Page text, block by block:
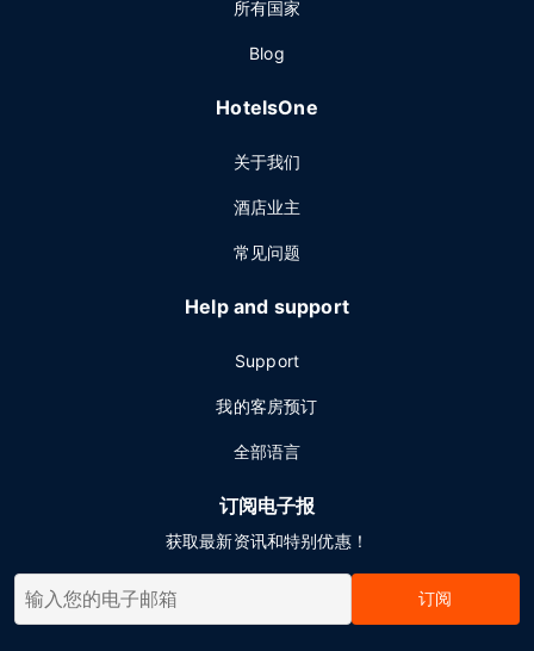
所有国家
Blog
HotelsOne
关于我们
酒店业主
常见问题
Help and support
Support
我的客房预订
全部语言
订阅电子报
获取最新资讯和特别优惠！
订阅